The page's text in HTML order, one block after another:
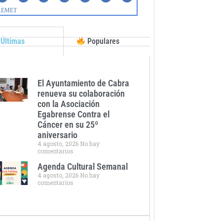
Populares
El Ayuntamiento de Cabra
renueva su colaboración
con la Asociación
Egabrense Contra el
Cáncer en su 25º
aniversario
4 agosto, 2026 No hay
comentarios
Agenda Cultural Semanal
4 agosto, 2026 No hay
comentarios